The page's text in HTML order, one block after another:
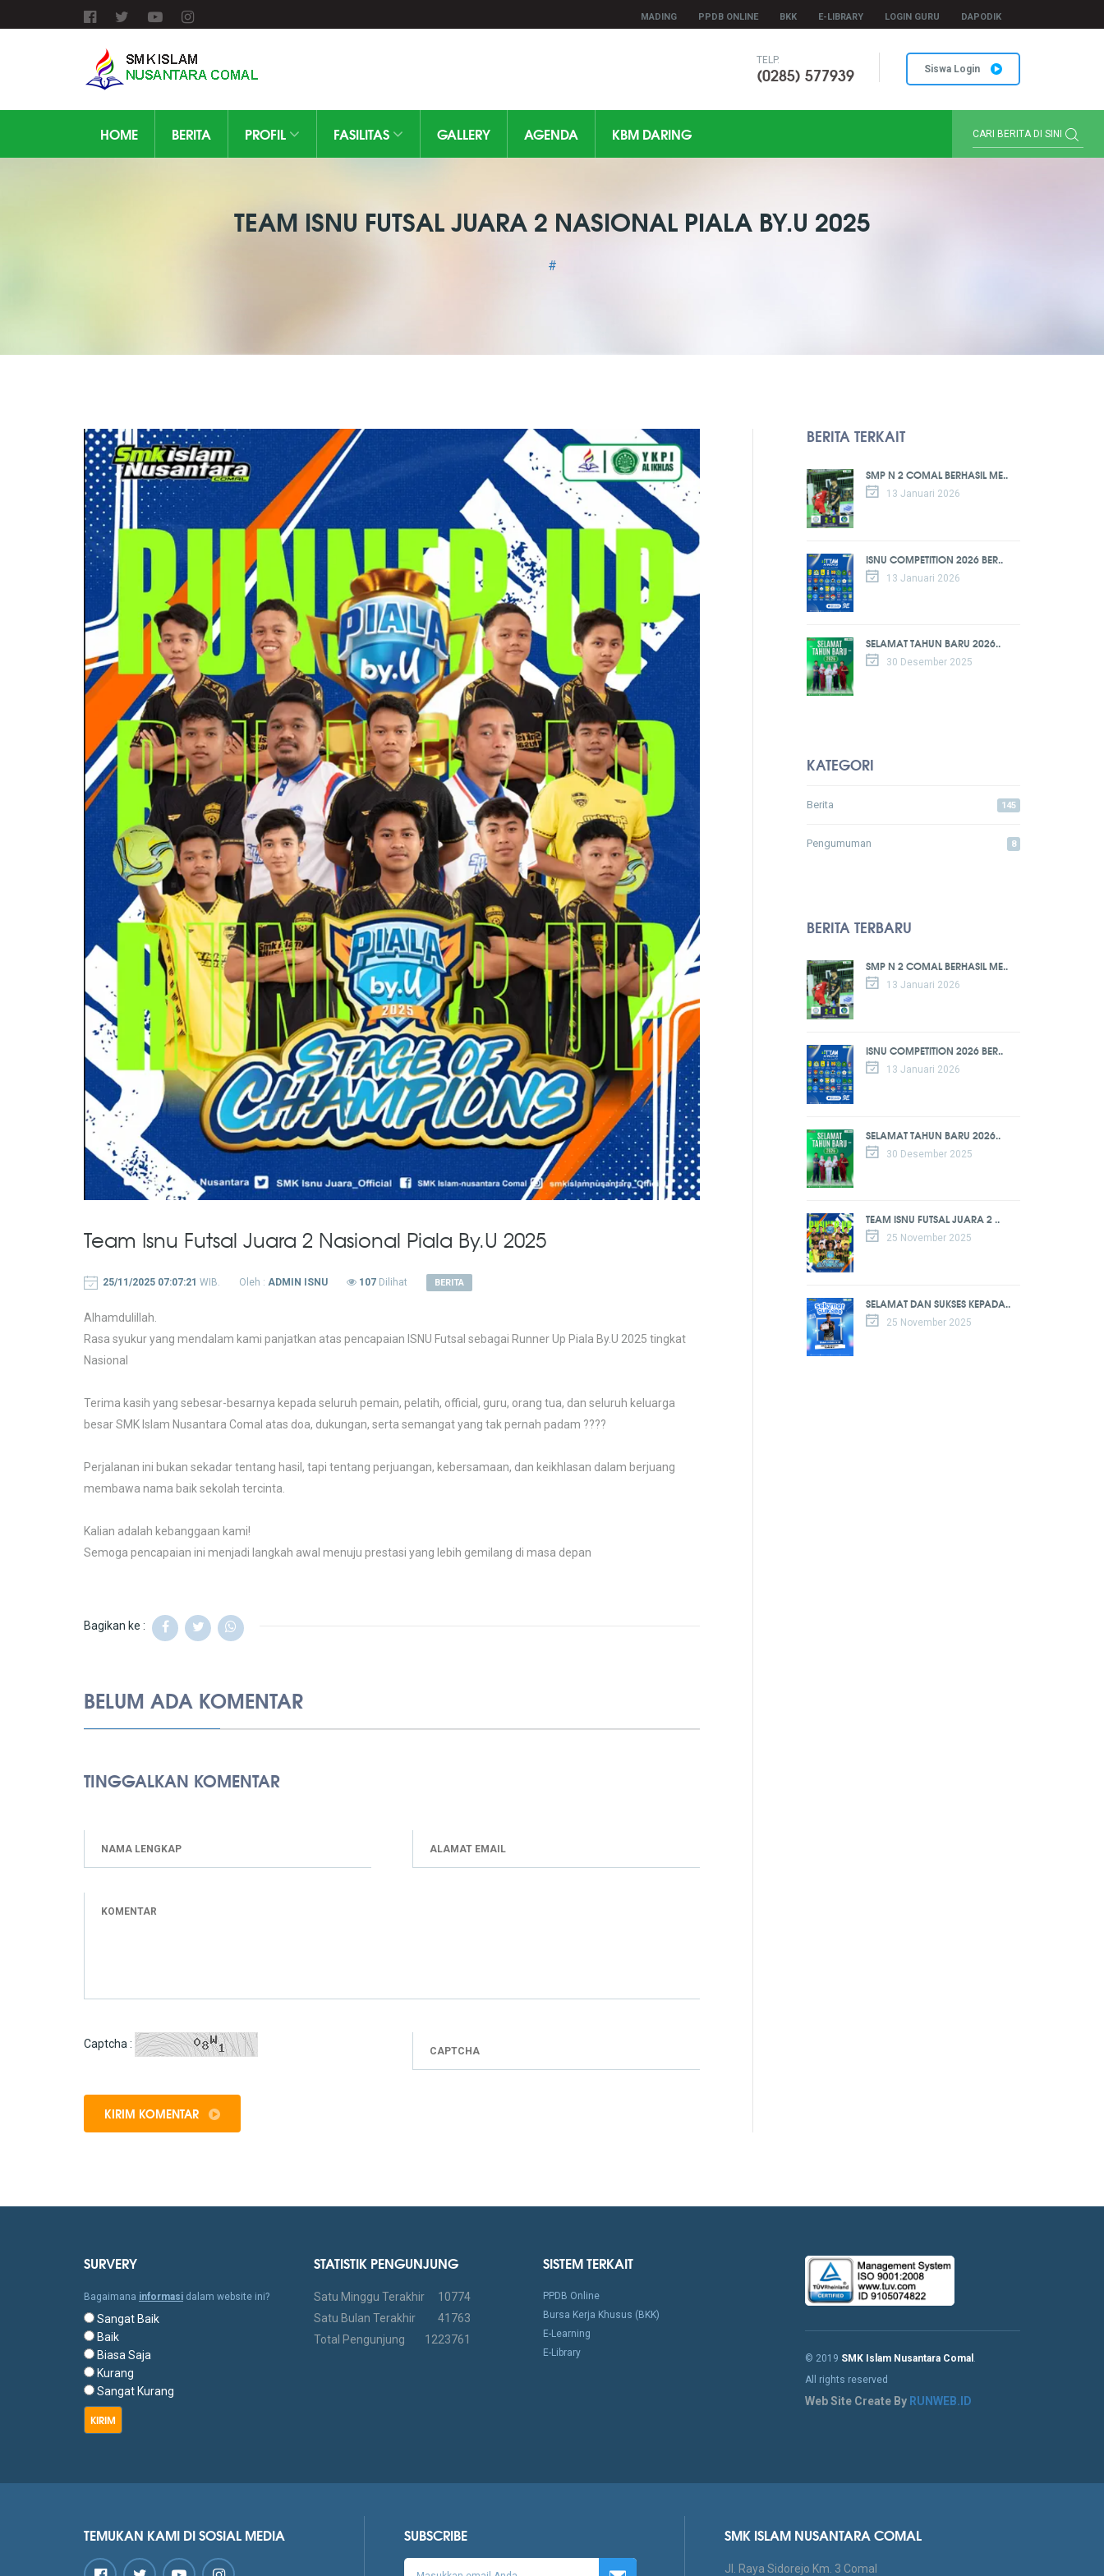
MADING PPDB ONLINE BKK E-LIBRARY LOGIN GURU DAPODIK
TELP.
(0285) 577939 Siswa Login
HOME BERITA PROFIL FASILITAS GALLERY AGENDA KBM DARING
TEAM ISNU FUTSAL JUARA 2 NASIONAL PIALA BY.U 2025
#
Team Isnu Futsal Juara 2 Nasional Piala By.U 2025
25/11/2025 07:07:21 WIB. Oleh : ADMIN ISNU 107 Dilihat BERITA
Alhamdulillah.
Rasa syukur yang mendalam kami panjatkan atas pencapaian ISNU Futsal sebagai Runner Up Piala By.U 2025 tingkat
Nasional
Terima kasih yang sebesar-besarnya kepada seluruh pemain, pelatih, official, guru, orang tua, dan seluruh keluarga
besar SMK Islam Nusantara Comal atas doa, dukungan, serta semangat yang tak pernah padam ????
Perjalanan ini bukan sekadar tentang hasil, tapi tentang perjuangan, kebersamaan, dan keikhlasan dalam berjuang
membawa nama baik sekolah tercinta.
Kalian adalah kebanggaan kami!
Semoga pencapaian ini menjadi langkah awal menuju prestasi yang lebih gemilang di masa depan
Bagikan ke :
BELUM ADA KOMENTAR
TINGGALKAN KOMENTAR
Captcha :
KIRIM KOMENTAR
BERITA TERKAIT
SMP N 2 COMAL BERHASIL ME..
13 Januari 2026
ISNU COMPETITION 2026 BER..
13 Januari 2026
SELAMAT TAHUN BARU 2026..
30 Desember 2025
KATEGORI
Berita 145
Pengumuman 8
BERITA TERBARU
SMP N 2 COMAL BERHASIL ME..
13 Januari 2026
ISNU COMPETITION 2026 BER..
13 Januari 2026
SELAMAT TAHUN BARU 2026..
30 Desember 2025
TEAM ISNU FUTSAL JUARA 2 ..
25 November 2025
SELAMAT DAN SUKSES KEPADA..
25 November 2025
SURVERY
Bagaimana informasi dalam website ini?
Sangat Baik
Baik
Biasa Saja
Kurang
Sangat Kurang
KIRIM
STATISTIK PENGUNJUNG
Satu Minggu Terakhir
10774
Satu Bulan Terakhir
41763
Total Pengunjung
1223761
SISTEM TERKAIT
PPDB Online
Bursa Kerja Khusus (BKK)
E-Learning
E-Library
© 2019 SMK Islam Nusantara Comal .
All rights reserved
Web Site Create By RUNWEB.ID
TEMUKAN KAMI DI SOSIAL MEDIA SUBSCRIBE SMK ISLAM NUSANTARA COMAL
Jl. Raya Sidorejo Km. 3 Comal